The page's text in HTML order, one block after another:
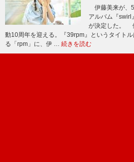
伊藤美来が、
アルバム『swirl
が決定した。
動10周年を迎える。『39rpm』というタイト
る「rpm」に、伊 … 続きを読む